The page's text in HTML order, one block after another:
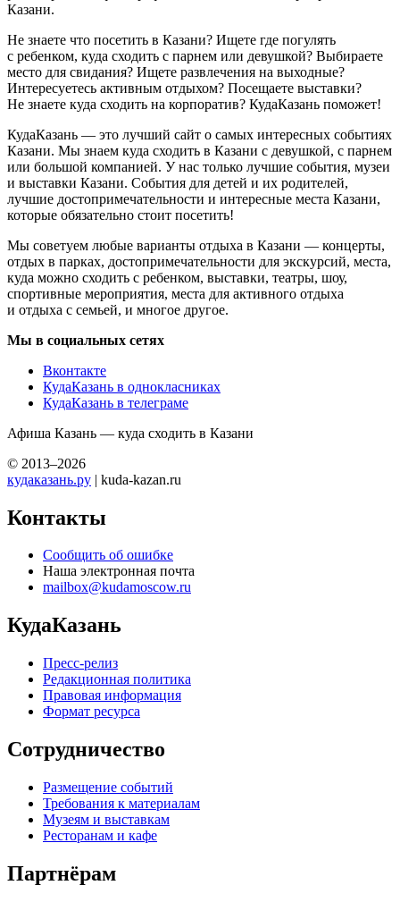
Казани.
Не знаете что посетить в Казани? Ищете где погулять
с ребенком, куда сходить с парнем или девушкой? Выбираете
место для свидания? Ищете развлечения на выходные?
Интересуетесь активным отдыхом? Посещаете выставки?
Не знаете куда сходить на корпоратив? КудаКазань поможет!
КудаКазань — это лучший сайт о самых интересных событиях
Казани. Мы знаем куда сходить в Казани с девушкой, с парнем
или большой компанией. У нас только лучшие события, музеи
и выставки Казани. События для детей и их родителей,
лучшие достопримечательности и интересные места Казани,
которые обязательно стоит посетить!
Мы советуем любые варианты отдыха в Казани — концерты,
отдых в парках, достопримечательности для экскурсий, места,
куда можно сходить с ребенком, выставки, театры, шоу,
спортивные мероприятия, места для активного отдыха
и отдыха с семьей, и многое другое.
Мы в социальных сетях
Вконтакте
КудаКазань в однокласниках
КудаКазань в телеграме
Афиша Казань — куда сходить в Казани
© 2013–2026
кудаказань.ру | kuda-kazan.ru
Контакты
Сообщить об ошибке
Наша электронная почта
mailbox@kudamoscow.ru
КудаКазань
Пресс-релиз
Редакционная политика
Правовая информация
Формат ресурса
Сотрудничество
Размещение событий
Требования к материалам
Музеям и выставкам
Ресторанам и кафе
Партнёрам